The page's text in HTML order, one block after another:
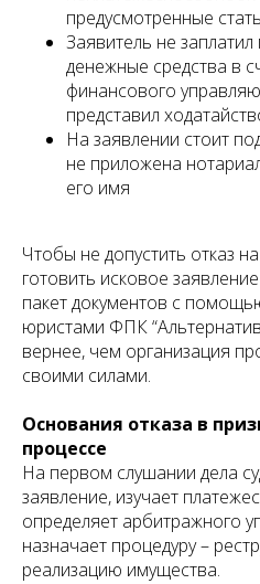
предусмотренные
Заявитель не
денежные средства в
финансового
представил
На заявлении стоит
не приложена
его имя
Чтобы не допустить отказ
готовить исковое
пакет документов с
юристами ФПК
вернее, чем организация
своими силами.
Основания отказа в
процессе
На первом слушании дела
заявление, изучает
определяет арбитражного
назначает процедуру –
реализацию имущества.